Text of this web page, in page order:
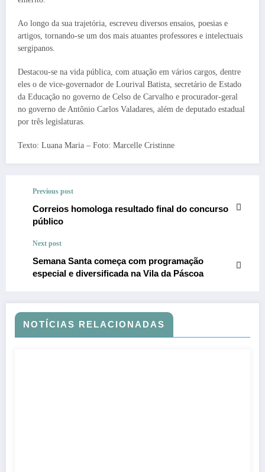
Ao longo da sua trajetória, escreveu diversos ensaios, poesias e
artigos, tornando-se um dos mais atuantes professores e intelectuais
sergipanos.
Destacou-se na vida pública, com atuação em vários cargos, dentre
eles o de vice-governador de Lourival Batista, secretário de Estado
da Educação no governo de Celso de Carvalho e procurador-geral
no governo de Antônio Carlos Valadares, além de deputado estadual
por três legislaturas.
Texto: Luana Maria – Foto: Marcelle Cristinne
Previous post
Correios homologa resultado final do concurso
público
Next post
Semana Santa começa com programação
especial e diversificada na Vila da Páscoa
NOTÍCIAS RELACIONADAS